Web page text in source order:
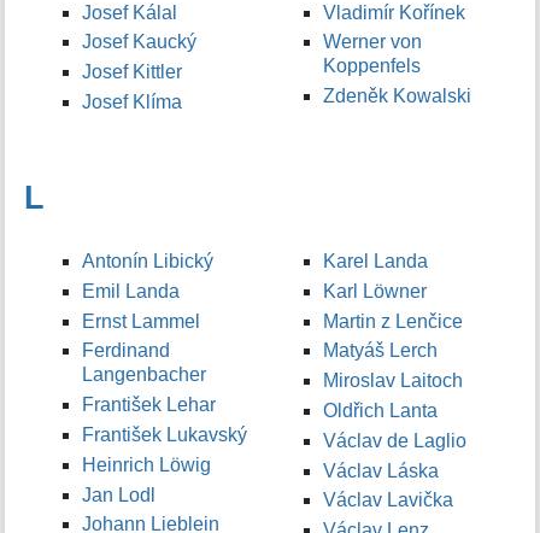
Josef Kálal
Josef Kaucký
Josef Kittler
Josef Klíma
Vladimír Kořínek
Werner von
Koppenfels
Zdeněk Kowalski
L
Antonín Libický
Emil Landa
Ernst Lammel
Ferdinand
Langenbacher
František Lehar
František Lukavský
Heinrich Löwig
Jan Lodl
Johann Lieblein
Karel Landa
Karl Löwner
Martin z Lenčice
Matyáš Lerch
Miroslav Laitoch
Oldřich Lanta
Václav de Laglio
Václav Láska
Václav Lavička